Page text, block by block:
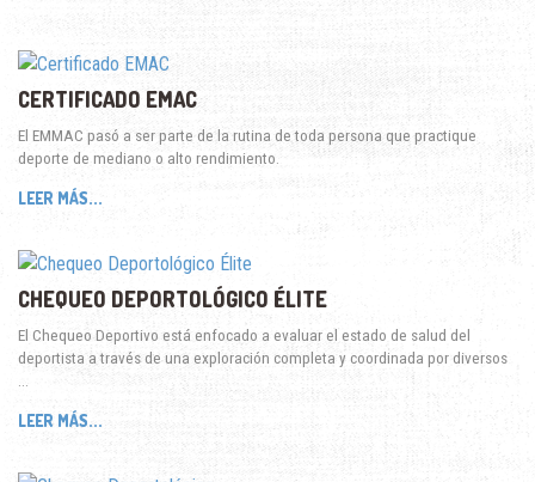
CERTIFICADO EMAC
El EMMAC pasó a ser parte de la rutina de toda persona que practique
deporte de mediano o alto rendimiento.
LEER MÁS...
CHEQUEO DEPORTOLÓGICO ÉLITE
El Chequeo Deportivo está enfocado a evaluar el estado de salud del
deportista a través de una exploración completa y coordinada por diversos
LEER MÁS...